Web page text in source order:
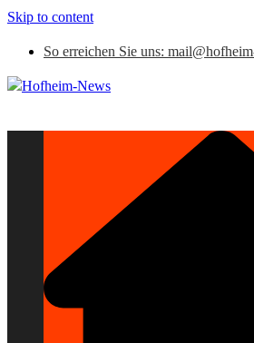
Skip to content
So erreichen Sie uns: